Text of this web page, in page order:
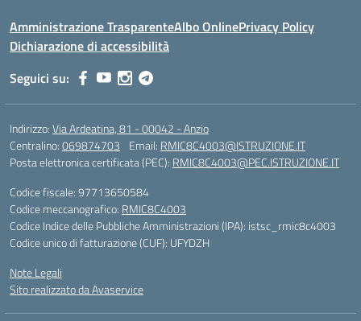
Amministrazione TrasparenteAlbo OnlinePrivacy Policy
Dichiarazione di accessibilità
Seguici su:
Indirizzo:Via Ardeatina, 81 - 00042 - Anzio
Centralino:069874703 Email: RMIC8C4003@ISTRUZIONE.IT
Posta elettronica certificata (PEC): RMIC8C4003@PEC.ISTRUZIONE.IT
Codice fiscale: 97713650584
Codice meccanografico: RMIC8C4003
Codice Indice delle Pubbliche Amministrazioni (IPA): istsc_rmic8c4003
Codice unico di fatturazione (CUF): UFYDZH
Note Legali
Sito realizzato da Avaservice